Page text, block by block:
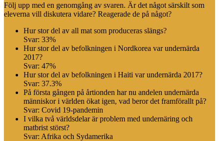
Följ upp med en genomgång av svaren. Är det något särskilt som
eleverna vill diskutera vidare? Reagerade de på något?
Hur stor del av all mat som produceras slängs?
Svar: 33%
Hur stor del av befolkningen i Nordkorea var undernärda
2017?
Svar: 47%
Hur stor del av befolkningen i Haiti var undernärda 2017?
Svar: 37.3%
På första gången på årtionden har nu andelen undernärda
människor i världen ökat igen, vad beror det framförallt på?
Svar: Covid 19-pandemin
I vilka två världsdelar är problem med undernäring och
matbrist störst?
Svar: Afrika och Sydamerika